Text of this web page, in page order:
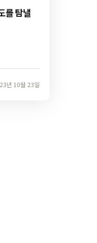
를 탐낼
년 10월 23일